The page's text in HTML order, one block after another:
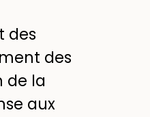
des
des
de la
aux